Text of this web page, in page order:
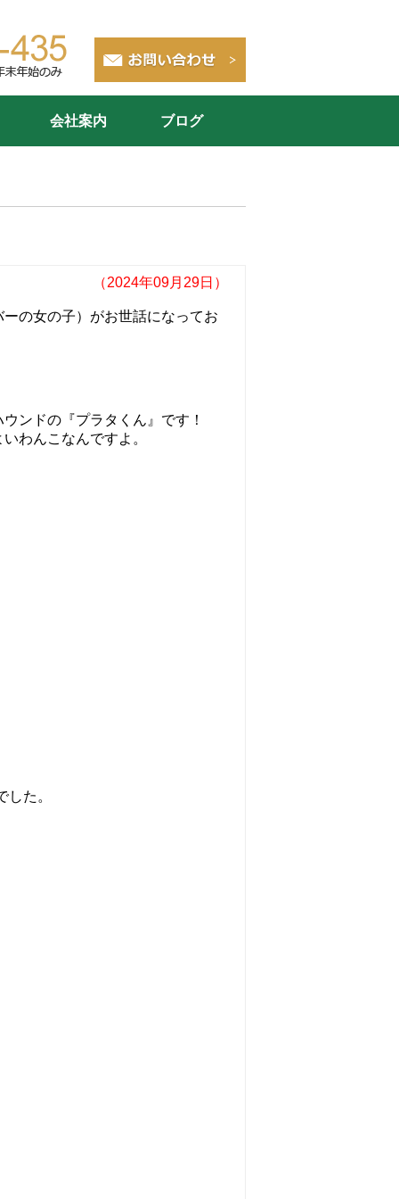
会社案内 ブログ
（2024年09月29日）
の女の子）がお世話になってお
ンドの『プラタくん』です！
わんこなんですよ。
た。